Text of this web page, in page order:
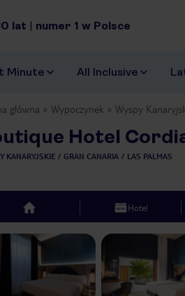
lat | numer 1 w Polsce
Minute All Inclusive
główna Wypoczynek Wyspy
Hotel
KANARYJSKIE GRAN CANARIA LAS PALMAS
top Hotel
Previous slide